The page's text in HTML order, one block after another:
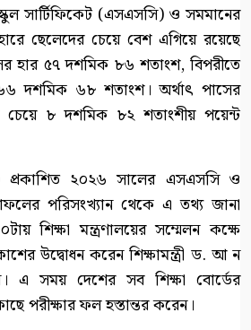
সার্টিফিকেট (এসএসসি) ও সমমানের
ছেলেদের চেয়ে বেশ এগিয়ে রয়েছে
হার ৫৭ দশমিক ৮৬ শতাংশ, বিপরীতে
দশমিক ৬৮ শতাংশ। অর্থাৎ পাসের
চেয়ে ৮ দশমিক ৮২ শতাংশীয় পয়েন্ট
২০২৬ সালের এসএসসি ও
পরিসংখ্যান থেকে এ তথ্য জানা
শিক্ষা মন্ত্রণালয়ের সম্মেলন কক্ষে
উদ্বোধন করেন শিক্ষামন্ত্রী ড. আ ন
এ সময় দেশের সব শিক্ষা বোর্ডের
পরীক্ষার ফল হস্তান্তর করেন।